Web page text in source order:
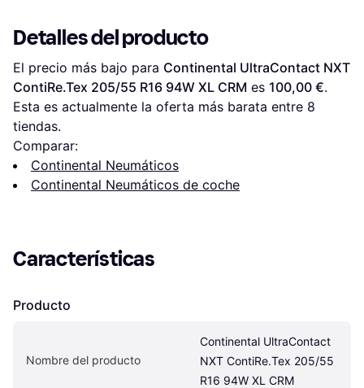
Detalles del producto
El precio más bajo para Continental UltraContact NXT
ContiRe.Tex 205/55 R16 94W XL CRM es 100,00 €.
Esta es actualmente la oferta más barata entre 8
tiendas.
Comparar:
Continental Neumáticos
Continental Neumáticos de coche
Características
Producto
Nombre del producto
Continental UltraContact
NXT ContiRe.Tex 205/55
R16 94W XL CRM